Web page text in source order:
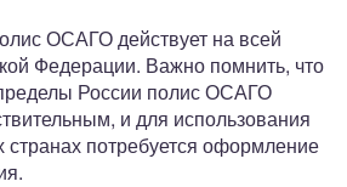
ОСАГО действует на всей
Федерации. Важно помнить, что
России полис ОСАГО
и для использования
странах потребуется оформление